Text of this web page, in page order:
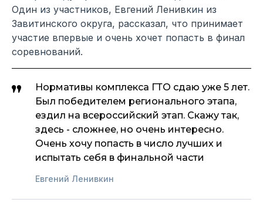
Один из участников, Евгений Ленивкин из
Завитинского округа, рассказал, что принимает
участие впервые и очень хочет попасть в финал
соревнований.
Нормативы комплекса ГТО сдаю уже 5 лет.
Был победителем регионального этапа,
ездил на всероссийский этап. Скажу так,
здесь - сложнее, но очень интересно.
Очень хочу попасть в число лучших и
испытать себя в финальной части
Евгений Ленивкин